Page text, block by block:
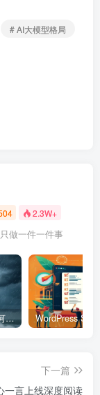
# AI大模型格局
2.3W+
做一件一件事
职场逆商修炼：如何把每一次挫折转化为成长的养分
下一篇
一言上线深度阅读